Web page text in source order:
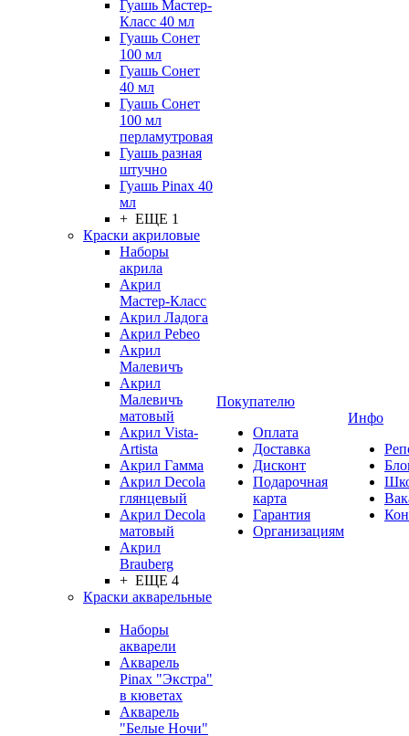
Гуашь Мастер-
Класс 40 мл
Гуашь Сонет
100 мл
Гуашь Сонет
40 мл
Гуашь Сонет
100 мл
перламутровая
Гуашь разная
штучно
Гуашь Pinax 40
мл
+ ЕЩЕ 1
Краски акриловые
Наборы
акрила
Акрил
Мастер-Класс
Акрил Ладога
Акрил Pebeo
Акрил
Малевичъ
Акрил
Малевичъ
матовый
Акрил Vista-
Artista
Акрил Гамма
Акрил Decola
глянцевый
Акрил Decola
матовый
Акрил
Brauberg
+ ЕЩЕ 4
Краски акварельные
Наборы
акварели
Акварель
Pinax "Экстра"
в кюветах
Акварель
"Белые Ночи"
Покупателю
Оплата
Доставка
Дисконт
Подарочная
карта
Гарантия
Организациям
Инфо